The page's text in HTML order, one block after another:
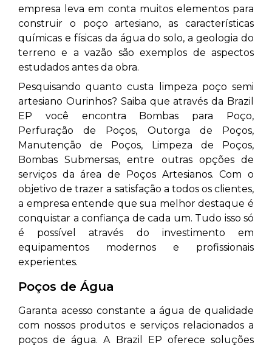
empresa leva em conta muitos elementos para
construir o poço artesiano, as características
químicas e físicas da água do solo, a geologia do
terreno e a vazão são exemplos de aspectos
estudados antes da obra.
Pesquisando quanto custa limpeza poço semi
artesiano Ourinhos? Saiba que através da Brazil
EP você encontra Bombas para Poço,
Perfuração de Poços, Outorga de Poços,
Manutenção de Poços, Limpeza de Poços,
Bombas Submersas, entre outras opções de
serviços da área de Poços Artesianos. Com o
objetivo de trazer a satisfação a todos os clientes,
a empresa entende que sua melhor destaque é
conquistar a confiança de cada um. Tudo isso só
é possível através do investimento em
equipamentos modernos e profissionais
experientes.
Poços de Água
Garanta acesso constante a água de qualidade
com nossos produtos e serviços relacionados a
poços de água. A Brazil EP oferece soluções